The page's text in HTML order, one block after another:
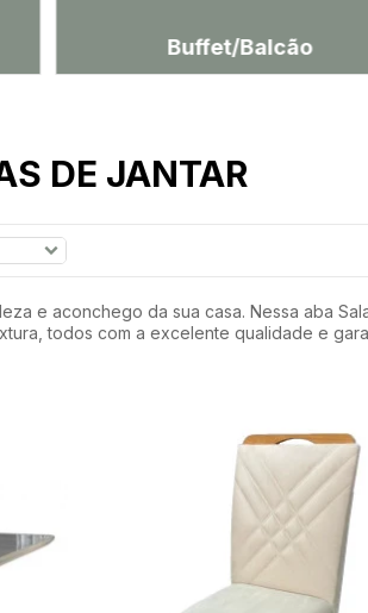
Conjunto completo
DE JANTAR
e aconchego da sua casa. Nessa aba
todos com a excelente qualidade e